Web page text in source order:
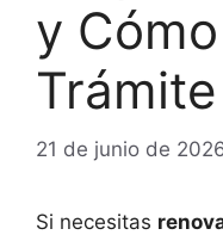
y
Trámite
21 de junio de
Si necesitas